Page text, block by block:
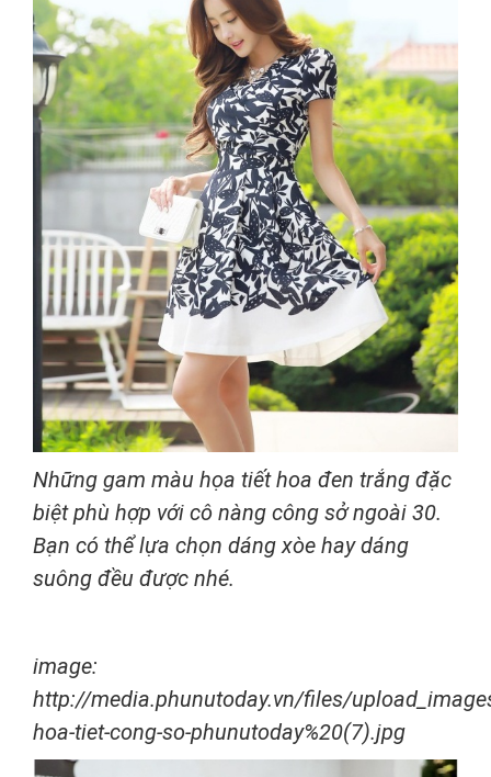
Những gam màu họa tiết hoa đen trắng đặc
biệt phù hợp với cô nàng công sở ngoài 30.
Bạn có thể lựa chọn dáng xòe hay dáng
suông đều được nhé.
image:
http://media.phunutoday.vn/files/
hoa-tiet-cong-so-phunutoday%20(7).jpg